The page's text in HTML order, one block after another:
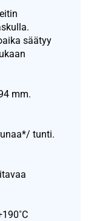
säätyy
mm.
tunti.